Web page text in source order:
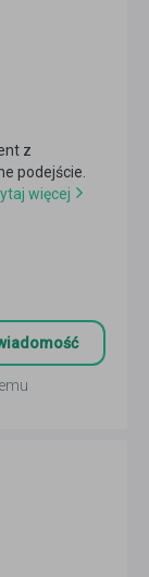
z
podejście.
więcej